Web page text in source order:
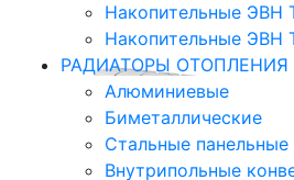
Накопительные ЭВН
Накопительные ЭВН
РАДИАТОРЫ ОТОПЛЕНИЯ
Алюминиевые
Биметаллические
Стальные
Внутрипольные